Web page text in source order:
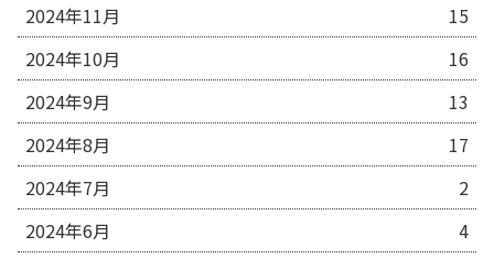
2024年11月
15
2024年10月
16
2024年9月
13
2024年8月
17
2024年7月
2
2024年6月
4